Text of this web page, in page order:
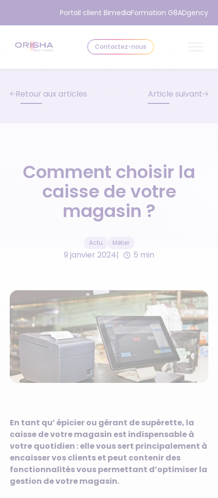
Portail client BimediaFormation G8ADgency
Contactez-nous
Retour aux articles Article suivant
Comment choisir la
caisse de votre
magasin ?
Actu Métier
9 janvier 2024 5 min
En tant qu’ épicier ou gérant de supérette, la
caisse de votre magasin est indispensable à
votre quotidien : elle vous sert principalement à
encaisser vos clients et peut contenir des
fonctionnalités vous permettant d’optimiser la
gestion de votre magasin.